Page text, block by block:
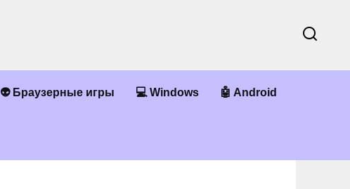
👽 Браузерные игры 💻 Windows 🤖 Android